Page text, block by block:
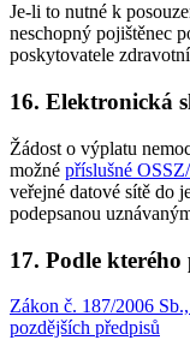
Je-li to nutné k
neschopný pojištěnec
poskytovatele
16. Elektronická
Žádost o výplatu
možné příslušné
veřejné datové sítě do
podepsanou
17. Podle
Zákon č. 187/2006
pozdějších předpisů